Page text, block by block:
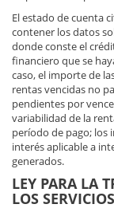
El estado de cuenta
contener los datos
donde conste el
financiero que se
caso, el importe de
rentas vencidas no
pendientes por
variabilidad de la
período de pago; los
interés aplicable a
generados.
LEY PARA LA
LOS